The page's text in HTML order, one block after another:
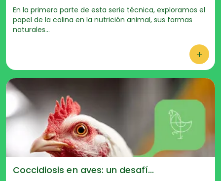
En la primera parte de esta serie técnica, exploramos el
papel de la colina en la nutrición animal, sus formas
naturales...
+
Coccidiosis en aves: un desafí...